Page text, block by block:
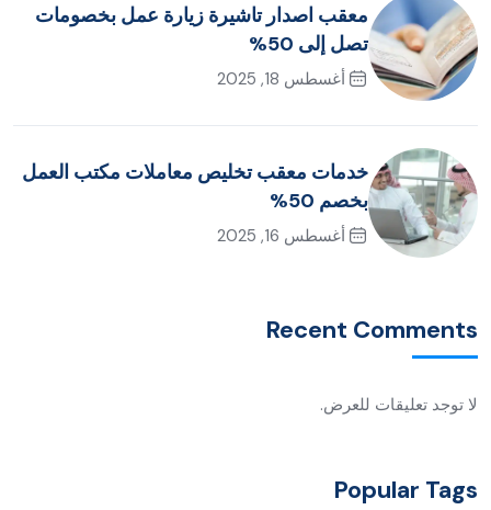
معقب اصدار تاشيرة زيارة عمل بخصومات
تصل إلى 50%
أغسطس 18, 2025
خدمات معقب تخليص معاملات مكتب العمل
بخصم 50%
أغسطس 16, 2025
Recent Comments
لا توجد تعليقات للعرض.
Popular Tags